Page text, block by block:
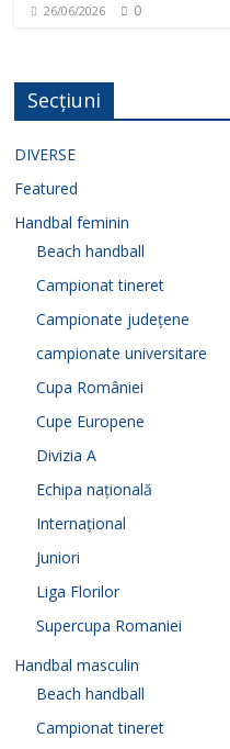
26/06/2026 0
Secțiuni
DIVERSE
Featured
Handbal feminin
Beach handball
Campionat tineret
Campionate județene
campionate universitare
Cupa României
Cupe Europene
Divizia A
Echipa națională
Internațional
Juniori
Liga Florilor
Supercupa Romaniei
Handbal masculin
Beach handball
Campionat tineret